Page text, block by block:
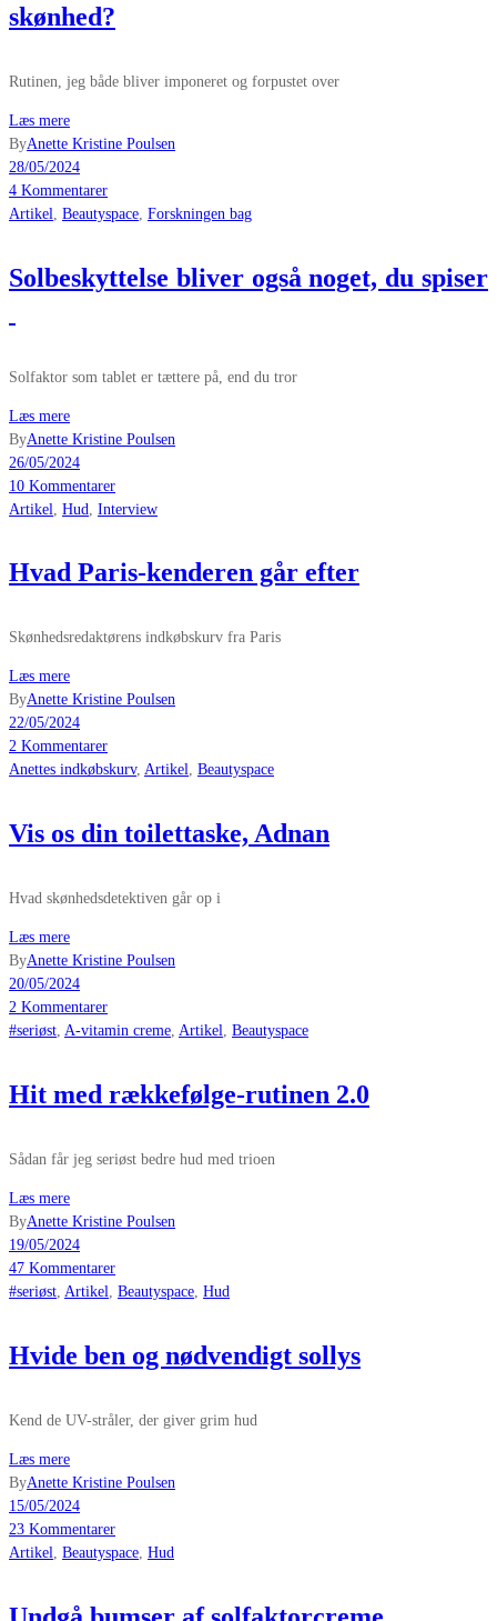
skønhed?
Rutinen, jeg både bliver imponeret og forpustet over
Læs mere
ByAnette Kristine Poulsen
28/05/2024
4 Kommentarer
Artikel Beautyspace Forskningen bag
Solbeskyttelse bliver også noget, du spiser
Solfaktor som tablet er tættere på, end du tror
Læs mere
ByAnette Kristine Poulsen
26/05/2024
10 Kommentarer
Artikel Hud Interview
Hvad Paris-kenderen går efter
Skønhedsredaktørens indkøbskurv fra Paris
Læs mere
ByAnette Kristine Poulsen
22/05/2024
2 Kommentarer
Anettes indkøbskurv, Artikel, Beautyspace
Vis os din toilettaske, Adnan
Hvad skønhedsdetektiven går op i
Læs mere
ByAnette Kristine Poulsen
20/05/2024
2 Kommentarer
#seriøst, A-vitamin creme, Artikel, Beautyspace
Hit med rækkefølge-rutinen 2.0
Sådan får jeg seriøst bedre hud med trioen
Læs mere
ByAnette Kristine Poulsen
19/05/2024
47 Kommentarer
#seriøst Artikel Beautyspace Hud
Hvide ben og nødvendigt sollys
Kend de UV-stråler, der giver grim hud
Læs mere
ByAnette Kristine Poulsen
15/05/2024
23 Kommentarer
Artikel
Beautyspace Hud